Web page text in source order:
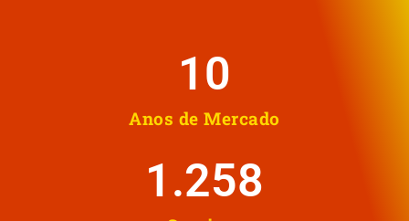
Anos de Mercado
10
1.258